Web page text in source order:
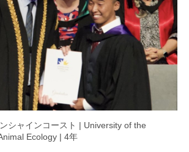
シャインコースト | University of the
Ecology | 4年